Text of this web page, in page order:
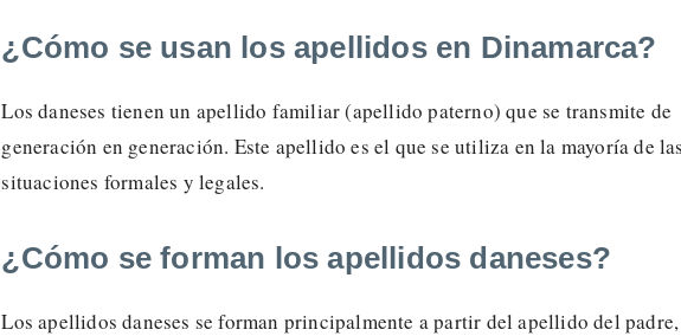
¿Cómo se usan los apellidos en Dinamarca?
Los daneses tienen un apellido familiar (apellido paterno) que se transmite de
generación en generación. Este apellido es el que se utiliza en la mayoría de
situaciones formales y legales.
¿Cómo se forman los apellidos daneses?
Los apellidos daneses se forman principalmente a partir del apellido del padre,